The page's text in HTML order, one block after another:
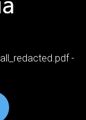
-